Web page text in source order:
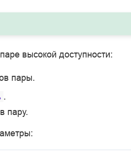
высокой доступности:
пары.
.
пару.